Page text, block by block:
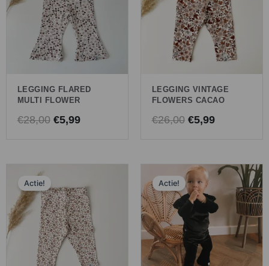
LEGGING FLARED
MULTI FLOWER
€28,00
€28,00.
€5,99
€5,99.
LEGGING VINTAGE
FLOWERS CACAO
€26,00
€26,00.
€5,99
€5,99.
Actie!
prijs
was:
€25,00.
prijs
is:
€5,99.
Actie!
Oorspronkelijke
prijs
was:
€28,00.
Huidige
prijs
is:
€5,99.